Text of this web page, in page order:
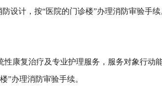
设计，按“医院的门诊楼”办理消防审验手续
康复治疗及专业护理服务，服务对象行动
”办理消防审验手续。